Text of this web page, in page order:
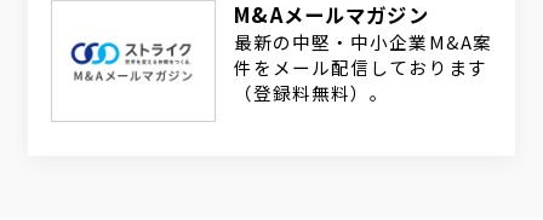
M&Aメールマガジン
最新の中堅・中小企業M&A案
件をメール配信しております
（登録料無料）。